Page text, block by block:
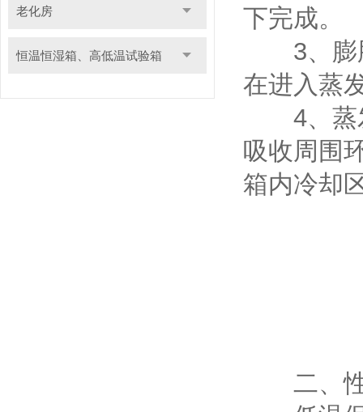
老化房
恒温恒湿箱、高低温试验箱
下完成。
3、膨胀
在进入蒸
4、蒸发
吸收周围
箱内冷却
二、性